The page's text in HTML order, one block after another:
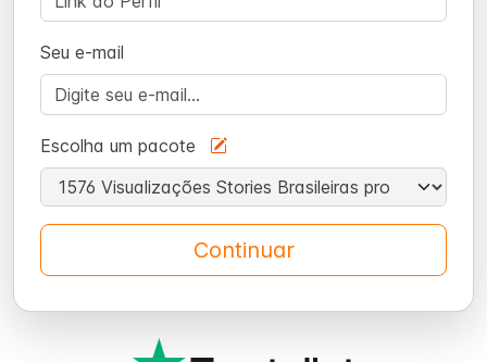
Seu e-mail
Escolha um pacote
Continuar